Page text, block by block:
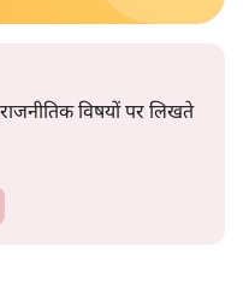
विषयों पर लिखते